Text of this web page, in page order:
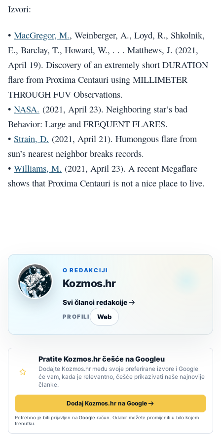
Izvori:
• MacGregor, M., Weinberger, A., Loyd, R., Shkolnik,
E., Barclay, T., Howard, W., . . . Matthews, J. (2021,
April 19). Discovery of an extremely short DURATION
flare from Proxima Centauri using MILLIMETER
THROUGH FUV Observations.
• NASA. (2021, April 23). Neighboring star’s bad
Behavior: Large and FREQUENT FLARES.
• Strain, D. (2021, April 21). Humongous flare from
sun’s nearest neighbor breaks records.
• Williams, M. (2021, April 23). A recent Megaflare
shows that Proxima Centauri is not a nice place to live.
O REDAKCIJI
Kozmos.hr
Svi članci redakcije
PROFILI Web
Pratite Kozmos.hr češće na Googleu
Dodajte Kozmos.hr među svoje preferirane izvore i Google
će vam, kada je relevantno, češće prikazivati naše najnovije
članke.
Dodaj Kozmos.hr na Google
Potrebno je biti prijavljen na Google račun. Odabir možete promijeniti u bilo kojem
trenutku.